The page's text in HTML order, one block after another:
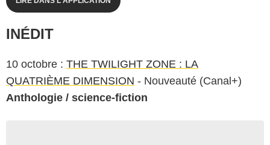
INÉDIT
10 octobre : THE TWILIGHT ZONE : LA
QUATRIÈME DIMENSION - Nouveauté (Canal+)
Anthologie / science-fiction